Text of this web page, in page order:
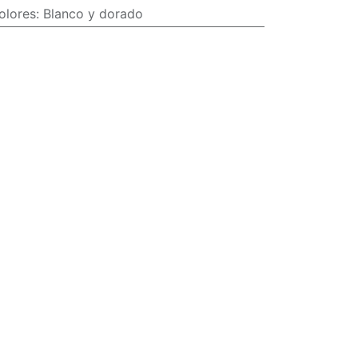
: Blanco y dorado